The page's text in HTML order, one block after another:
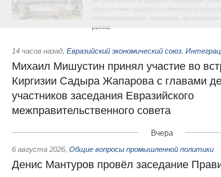
рынка.
14 часов назад, Евразийский экономический союз.
Михаил Мишустин принял участие во
Киргизии Садыра Жапарова с главами
участников заседания Евразийского
межправительственного совета
Вчера
6 августа 2026, Общие вопросы промышленной политики
Денис Мантуров провёл заседание